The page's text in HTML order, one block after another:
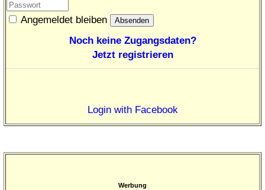
Angemeldet bleiben
Noch keine Zugangsdaten?
Jetzt registrieren
Login with Facebook
Werbung